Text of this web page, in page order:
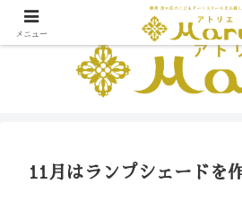
11月はランプシェードを
メニュー